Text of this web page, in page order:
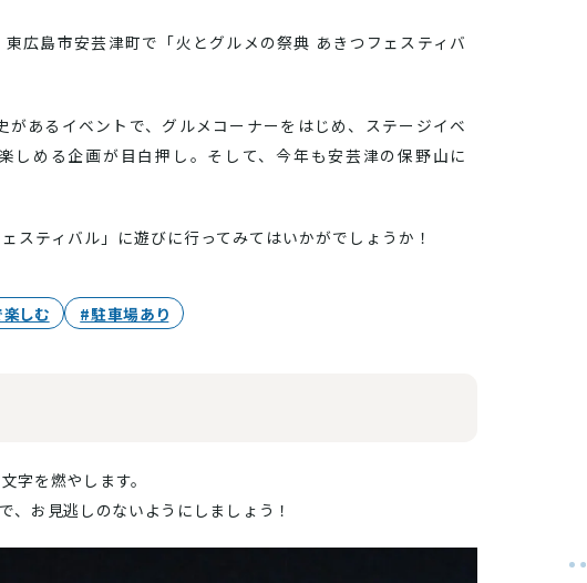
広島市安芸津町で「火とグルメの祭典 あきつフェスティバ
あるイベントで、グルメコーナーをはじめ、ステージイベ
しめる企画が目白押し。そして、今年も安芸津の保野山に
スティバル」に遊びに行ってみてはいかがでしょうか！
しむ #駐車場あり
字を燃やします。
お見逃しのないようにしましょう！